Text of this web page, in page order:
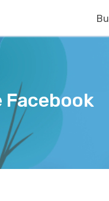
Facebook